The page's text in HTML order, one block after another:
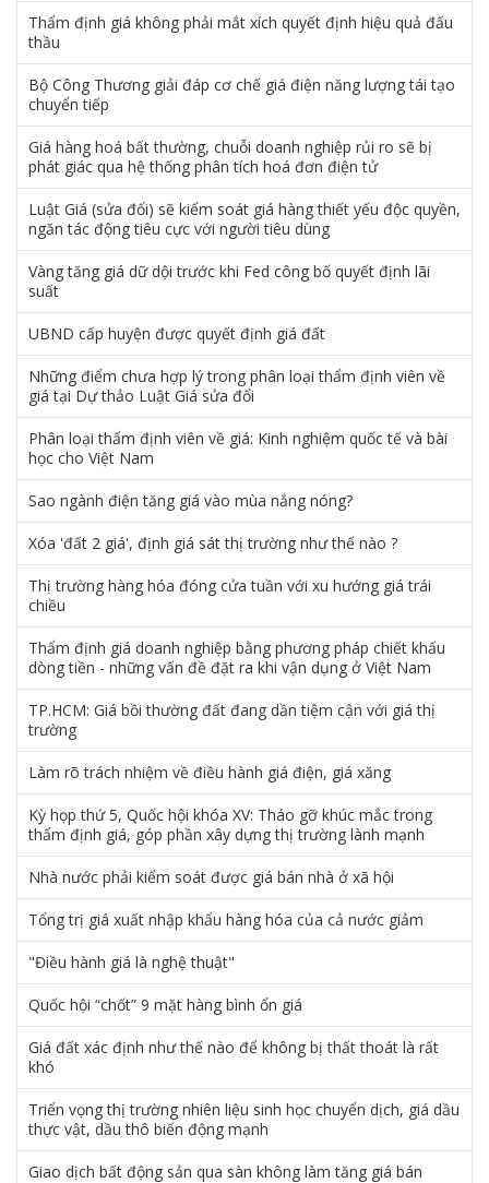
Thẩm định giá không phải mắt xích quyết định hiệu quả đấu
thầu
Bộ Công Thương giải đáp cơ chế giá điện năng lượng tái tạo
chuyển tiếp
Giá hàng hoá bất thường, chuỗi doanh nghiệp rủi ro sẽ bị
phát giác qua hệ thống phân tích hoá đơn điện tử
Luật Giá (sửa đổi) sẽ kiểm soát giá hàng thiết yếu độc quyền,
ngăn tác động tiêu cực với người tiêu dùng
Vàng tăng giá dữ dội trước khi Fed công bố quyết định lãi
suất
UBND cấp huyện được quyết định giá đất
Những điểm chưa hợp lý trong phân loại thẩm định viên về
giá tại Dự thảo Luật Giá sửa đổi
Phân loại thẩm định viên về giá: Kinh nghiệm quốc tế và bài
học cho Việt Nam
Sao ngành điện tăng giá vào mùa nắng nóng?
Xóa 'đất 2 giá', định giá sát thị trường như thế nào ?
Thị trường hàng hóa đóng cửa tuần với xu hướng giá trái
chiều
Thẩm định giá doanh nghiệp bằng phương pháp chiết khấu
dòng tiền - những vấn đề đặt ra khi vận dụng ở Việt Nam
TP.HCM: Giá bồi thường đất đang dần tiệm cận với giá thị
trường
Làm rõ trách nhiệm về điều hành giá điện, giá xăng
Kỳ họp thứ 5, Quốc hội khóa XV: Tháo gỡ khúc mắc trong
thẩm định giá, góp phần xây dựng thị trường lành mạnh
Nhà nước phải kiểm soát được giá bán nhà ở xã hội
Tổng trị giá xuất nhập khẩu hàng hóa của cả nước giảm
"Điều hành giá là nghệ thuật"
Quốc hội “chốt” 9 mặt hàng bình ổn giá
Giá đất xác định như thế nào để không bị thất thoát là rất
khó
Triển vọng thị trường nhiên liệu sinh học chuyển dịch, giá dầu
thực vật, dầu thô biến động mạnh
Giao dịch bất động sản qua sàn không làm tăng giá bán